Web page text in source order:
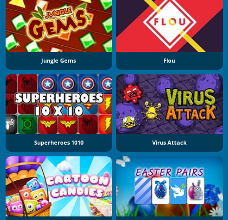
Jungle Gems Flou
Superheroes 1010 Virus Attack